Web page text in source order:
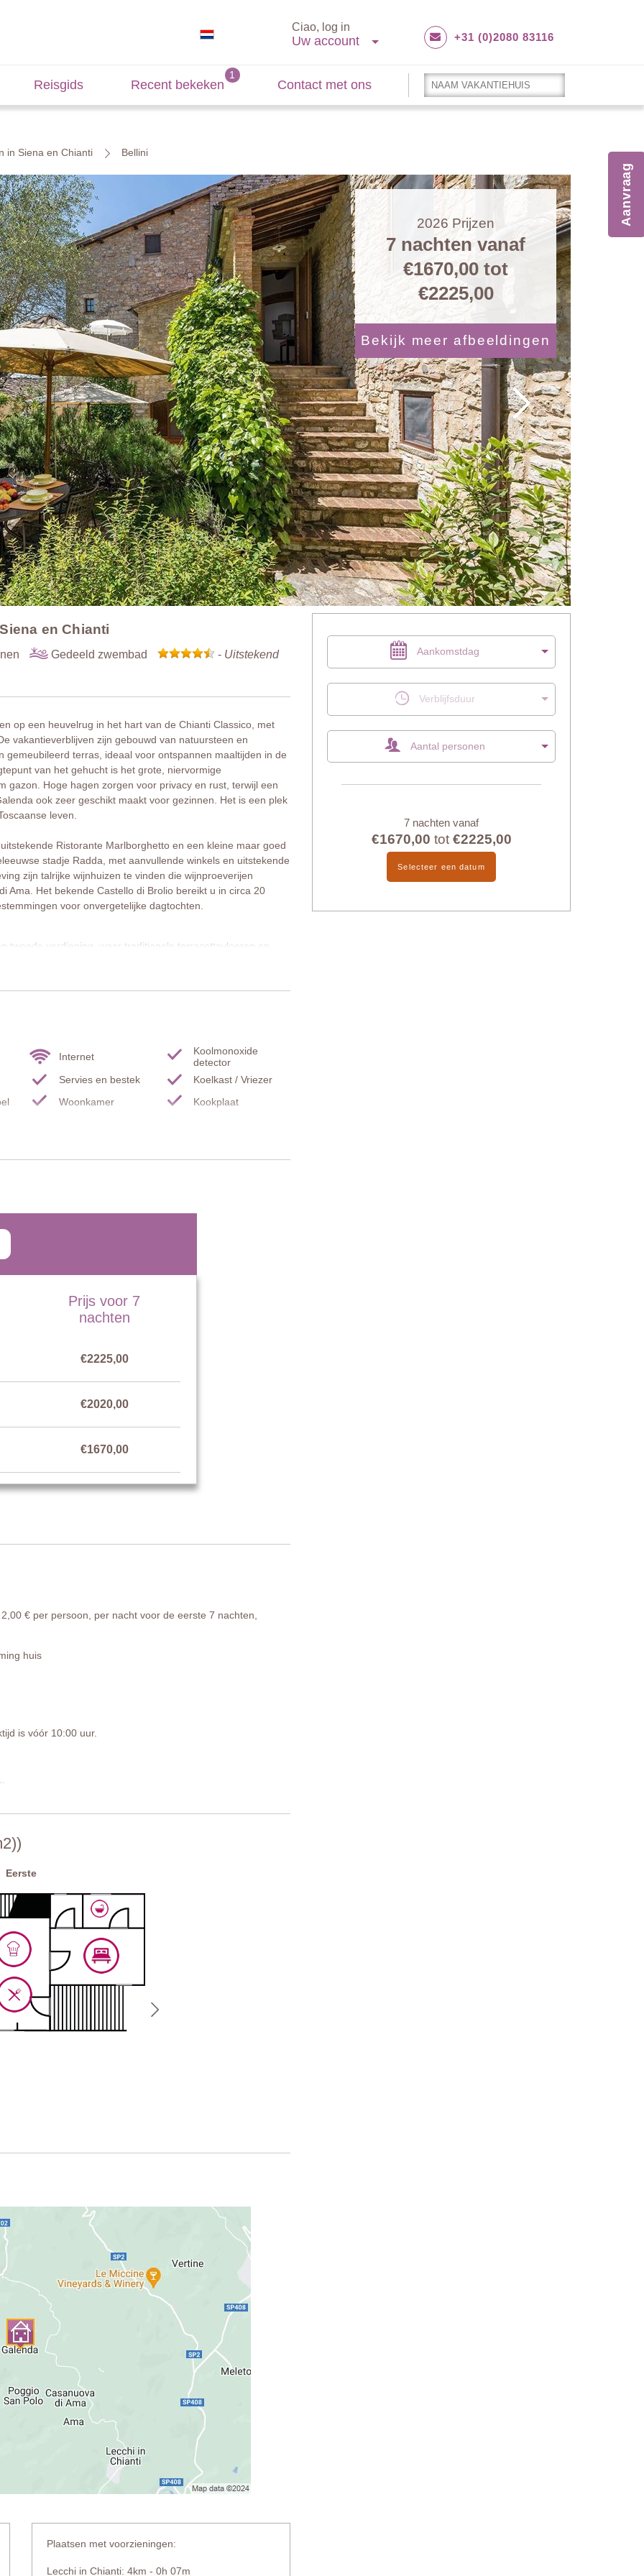
Ciao, log in
Uw account +31 (0)2080 83116
Reisgids Recent bekeken Contact met ons
in Siena en Chianti Bellini
2026 Prijzen
7 nachten vanaf
€1670,00 tot
€2225,00
Bekijk meer afbeeldingen
en Chianti
Gedeeld zwembad - Uitstekend
op een heuvelrug in het hart van de Chianti Classico, met
vakantieverblijven zijn gebouwd van natuursteen en
gemeubileerd terras, ideaal voor ontspannen maaltijden in de
van het gehucht is het grote, niervormige
gazon. Hoge hagen zorgen voor privacy en rust, terwijl een
ook zeer geschikt maakt voor gezinnen. Het is een plek
leven.
Ristorante Marlborghetto en een kleine maar goed
stadje Radda, met aanvullende winkels en uitstekende
zijn talrijke wijnhuizen te vinden die wijnproeverijen
Ama. Het bekende Castello di Brolio bereikt u in circa 20
voor onvergetelijke dagtochten.
tweede verdieping, waar traditionele terracottavloeren en
meubilair. Een privéterras en een balkon met tafel en
eettafel, hoekbank, fauteuil, TV, openslaande deuren naar
kan worden veranderd), kledingkast.
worden veranderd).
van 0,5 meter
Internet
Koolmonoxide
detector
Servies en bestek
Koelkast / Vriezer
Woonkamer
Kookplaat
Prijs voor 7
nachten
€2225,00
€2020,00
€1670,00
2,00 € per persoon, per nacht voor de eerste 7 nachten,
huis
is vóór 10:00 uur.
Eerste
Plaatsen met voorzieningen:
Lecchi in Chianti: 4km - 0h 07m
Aankomstdag
Verblijfsduur
Aantal personen
7 nachten vanaf
€1670,00 tot €2225,00
Selecteer een datum
Aanvraag